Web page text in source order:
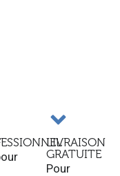
LIVRAISON
GRATUITE
Pour